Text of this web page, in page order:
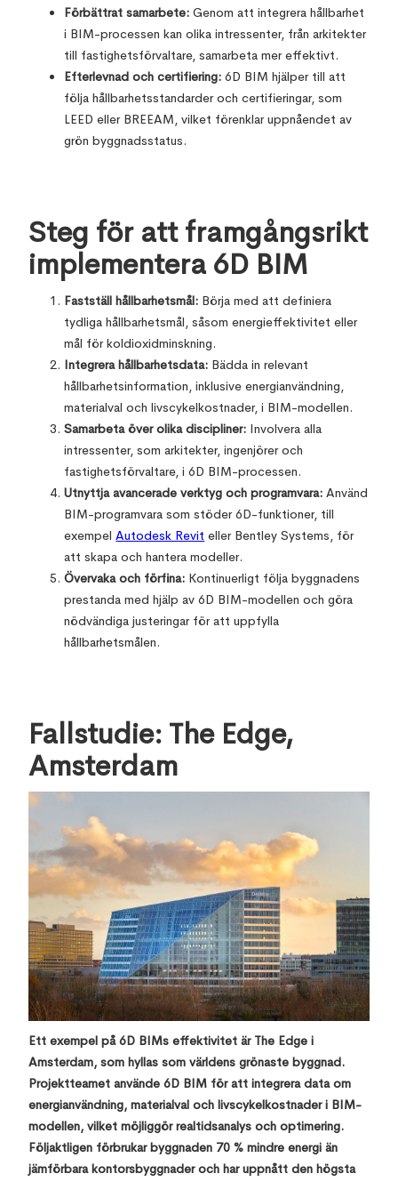
Förbättrat samarbete: Genom att integrera hållbarhet
i BIM-processen kan olika intressenter, från arkitekter
till fastighetsförvaltare, samarbeta mer effektivt.
Efterlevnad och certifiering: 6D BIM hjälper till att
följa hållbarhetsstandarder och certifieringar, som
LEED eller BREEAM, vilket förenklar uppnåendet av
grön byggnadsstatus.
Steg för att framgångsrikt
implementera 6D BIM
Fastställ hållbarhetsmål: Börja med att definiera
tydliga hållbarhetsmål, såsom energieffektivitet eller
mål för koldioxidminskning.
Integrera hållbarhetsdata: Bädda in relevant
hållbarhetsinformation, inklusive energianvändning,
materialval och livscykelkostnader, i BIM-modellen.
Samarbeta över olika discipliner: Involvera alla
intressenter, som arkitekter, ingenjörer och
fastighetsförvaltare, i 6D BIM-processen.
Utnyttja avancerade verktyg och programvara: Använd
BIM-programvara som stöder 6D-funktioner, till
exempelAutodesk Revit eller Bentley Systems, för
att skapa och hantera modeller.
Övervaka och förfina: Kontinuerligt följa byggnadens
prestanda med hjälp av 6D BIM-modellen och göra
nödvändiga justeringar för att uppfylla
hållbarhetsmålen.
Fallstudie: The Edge,
Amsterdam
Ett exempel på 6D BIMs effektivitet är The Edge i
Amsterdam, som hyllas som världens grönaste byggnad.
Projektteamet använde 6D BIM för att integrera data om
energianvändning, materialval och livscykelkostnader i BIM-
modellen, vilket möjliggör realtidsanalys och optimering.
Följaktligen förbrukar byggnaden 70 % mindre energi än
jämförbara kontorsbyggnader och har uppnått den högsta